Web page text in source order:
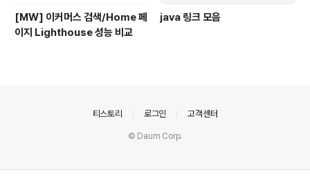
[MW] 이커머스 검색/Home 페
이지 Lighthouse 성능 비교
java 링크 모음
티스토리 로그인 고객센터
© Daum Corp.